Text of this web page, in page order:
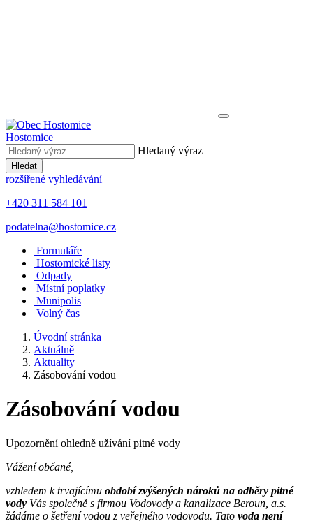
Hostomice
Hledaný výraz
Hledat
rozšířené vyhledávání
+420 311 584 101
podatelna@hostomice.cz
Formuláře
Hostomické listy
Odpady
Místní poplatky
Munipolis
Volný čas
Úvodní stránka
Aktuálně
Aktuality
Zásobování vodou
Zásobování vodou
Upozornění ohledně užívání pitné vody
Vážení občané,
vzhledem k trvajícímu období zvýšených nároků na odběry pitné
vody Vás společně s firmou Vodovody a kanalizace Beroun, a.s.
žádáme o šetření vodou z veřejného vodovodu. Tato voda není